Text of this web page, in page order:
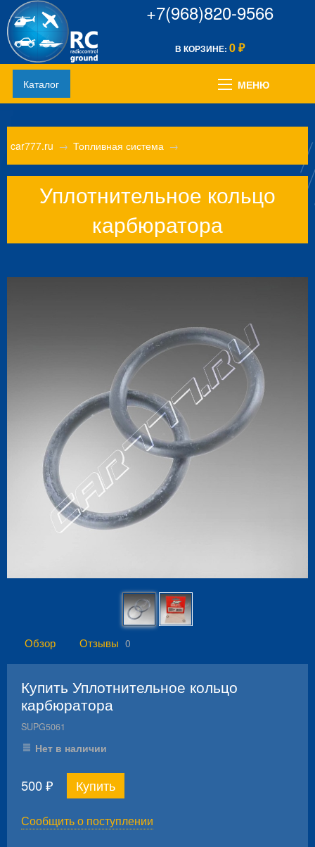
+7(968)820-9566
В КОРЗИНЕ:0₽
Каталог МЕНЮ
car777.ru → Топливная система →
Уплотнительное кольцо
карбюратора
Обзор Отзывы 0
Купить Уплотнительное кольцо
карбюратора
SUPG5061
Нет в наличии
500 ₽
Сообщить о поступлении